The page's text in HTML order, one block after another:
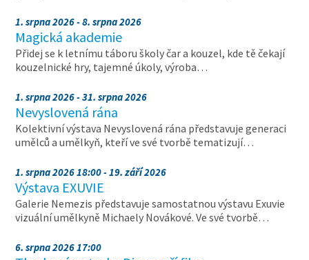
1. srpna 2026 - 8. srpna 2026
Magická akademie
Přidej se k letnímu táboru školy čar a kouzel, kde tě čekají
kouzelnické hry, tajemné úkoly, výroba…
1. srpna 2026 - 31. srpna 2026
Nevyslovená rána
Kolektivní výstava Nevyslovená rána představuje generaci
umělců a umělkyň, kteří ve své tvorbě tematizují…
1. srpna 2026 18:00 - 19. září 2026
Výstava EXUVIE
Galerie Nemezis představuje samostatnou výstavu Exuvie
vizuální umělkyně Michaely Novákové. Ve své tvorbě…
6. srpna 2026 17:00